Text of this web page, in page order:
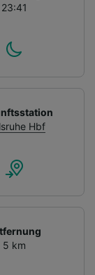
23:41
Hbf
5 km